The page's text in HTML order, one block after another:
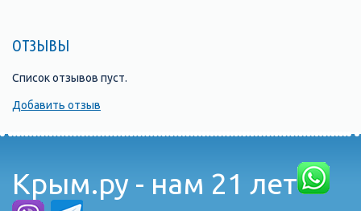
предлагают своим гостям комфортабельные номера и
достопримечательностей Алушты является ее набережная,
которая протянулась на несколько километров вдоль моря и
а также различные развлечения, такие как аттракционы,
водные горки и т.д. Кроме того, в Алуште есть множество
интересных мест, которые стоит посетить. Например, это
ОТЗЫВЫ
Список отзывов пуст.
Добавить отзыв
Крым.ру - нам 21 лет